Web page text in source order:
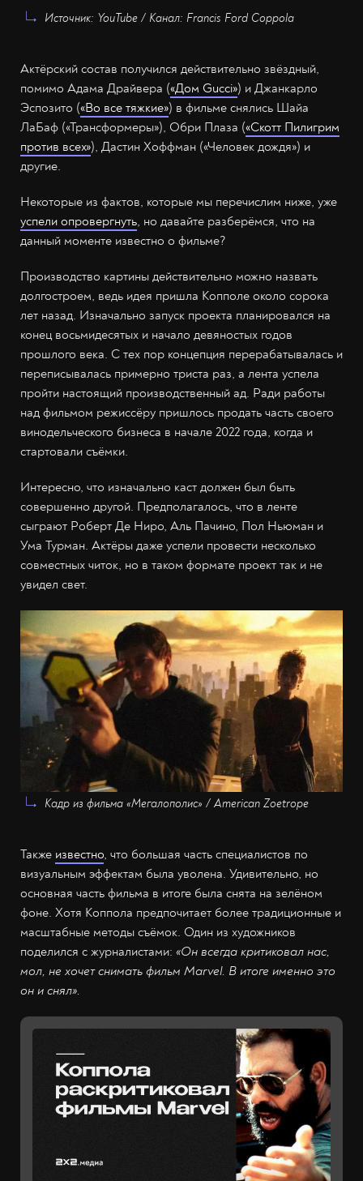
Источник: YouTube / Канал: Francis Ford Coppola
Актёрский состав получился действительно звёздный,
помимо Адама Драйвера («Дом Gucci») и Джанкарло
Эспозито («Во все тяжкие») в фильме снялись Шайа
ЛаБаф («Трансформеры»), Обри Плаза («Скотт Пилигрим
против всех»), Дастин Хоффман («Человек дождя») и
другие.
Некоторые из фактов, которые мы перечислим ниже, уже
успели опровергнуть, но давайте разберёмся, что на
данный моменте известно о фильме?
Производство картины действительно можно назвать
долгостроем, ведь идея пришла Копполе около сорока
лет назад. Изначально запуск проекта планировался на
конец восьмидесятых и начало девяностых годов
прошлого века. С тех пор концепция перерабатывалась и
переписывалась примерно триста раз, а лента успела
пройти настоящий производственный ад. Ради работы
над фильмом режиссёру пришлось продать часть своего
винодельческого бизнеса в начале 2022 года, когда и
стартовали съёмки.
Интересно, что изначально каст должен был быть
совершенно другой. Предполагалось, что в ленте
сыграют Роберт Де Ниро, Аль Пачино, Пол Ньюман и
Ума Турман. Актёры даже успели провести несколько
совместных читок, но в таком формате проект так и не
увидел свет.
Кадр из фильма «Мегалополис» / American Zoetrope
Также известно, что большая часть специалистов по
визуальным эффектам была уволена. Удивительно, но
основная часть фильма в итоге была снята на зелёном
фоне. Хотя Коппола предпочитает более традиционные и
масштабные методы съёмок. Один из художников
поделился с журналистами: «Он всегда критиковал нас,
мол, не хочет снимать фильм Marvel. В итоге именно это
он и снял».